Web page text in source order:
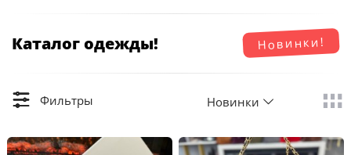
Новинки!
Каталог одежды!
Фильтры Новинки